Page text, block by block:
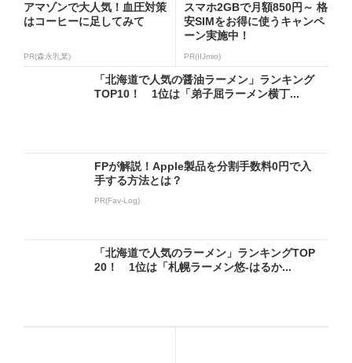
アマゾンで大人気！血圧対策
はコーヒーに足してみて
PR(森永乳業)
スマホ2GBで月額850円～ 格
安SIMをお得に使うキャンペ
ーン実施中！
PR(IIJmio)
「北海道で人気の醤油ラーメン」ランキング
TOP10！ 1位は「弟子屈ラーメン横丁...
FPが解説！Apple製品を分割手数料0円で入
手する方法とは？
PR(Fav-Log)
「北海道で人気のラーメン」ランキングTOP
20！ 1位は「札幌ラーメン悠-はるか...